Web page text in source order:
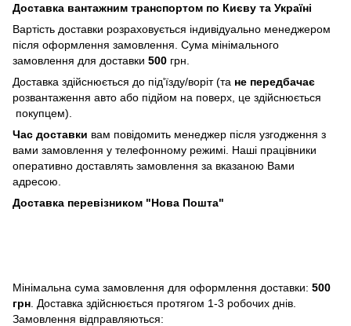
Доставка вантажним транспортом по Києву та Україні
Вартість доставки розраховується індивідуально менеджером
після оформлення замовлення. Сума мінімального
замовлення для доставки 500 грн.
Доставка здійснюється до під'їзду/воріт (та не передбачає
розвантаження авто або підйом на поверх, це здійснюється
покупцем).
Час доставки вам повідомить менеджер після узгодження з
вами замовлення у телефонному режимі. Наші працівники
оперативно доставлять замовлення за вказаною Вами
адресою.
Доставка перевізником "Нова Пошта"
Мінімальна сума замовлення для оформлення доставки: 500
грн . Доставка здійснюється протягом 1-3 робочих днів.
Замовлення відправляються: